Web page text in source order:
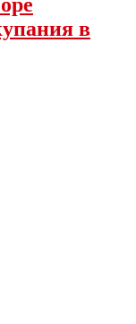
в